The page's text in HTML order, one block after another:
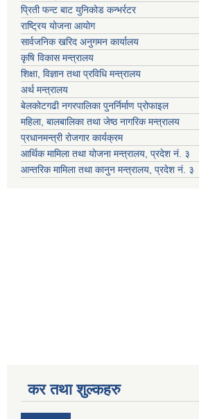
प्रिती फन्ट बाट युनिकोड कन्भर्रटर
राष्ट्रिय योजना आयोग
सार्वजनिक खरिद अनुगमन कार्यालय
कृषि विकास मन्त्रालय
शिक्षा, विज्ञान तथा प्रविधि मन्त्रालय
अर्थ मन्त्रालय
बेलकोटगढी नगरपालिका पुनर्निर्माण प्रोफाइल
महिला, बालबालिका तथा जेष्ठ नागरिक मन्त्रालय
प्रधानमन्त्री रोजगार कार्यक्रम
आर्थिक मामिला तथा योजना मन्त्रालय, प्रदेश नं. ३
आन्तरिक मामिला तथा कानुन मन्त्रालय, प्रदेश नं. ३
कर तथा शुल्कहरु